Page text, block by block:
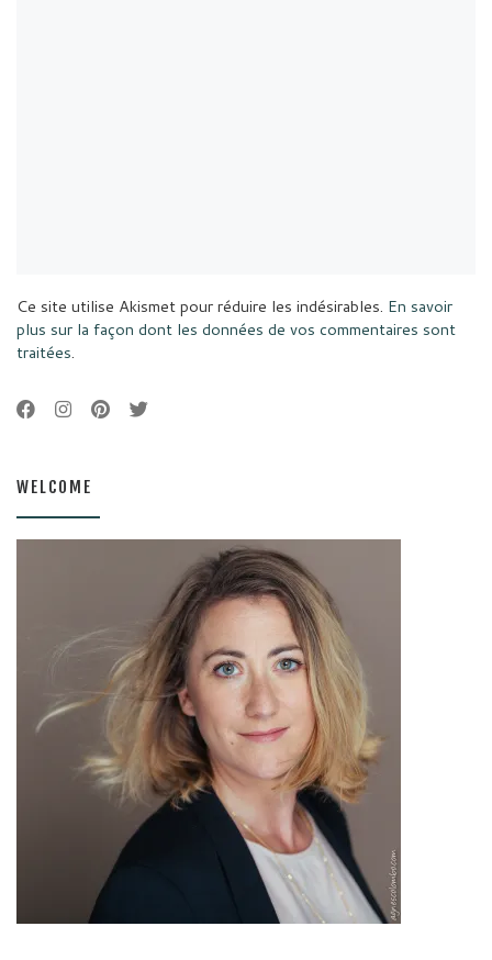
Ce site utilise Akismet pour réduire les indésirables. En savoir
plus sur la façon dont les données de vos commentaires sont
traitées.
WELCOME